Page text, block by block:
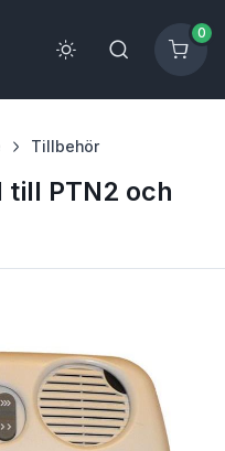
0
Tillbehör
PTN2 och